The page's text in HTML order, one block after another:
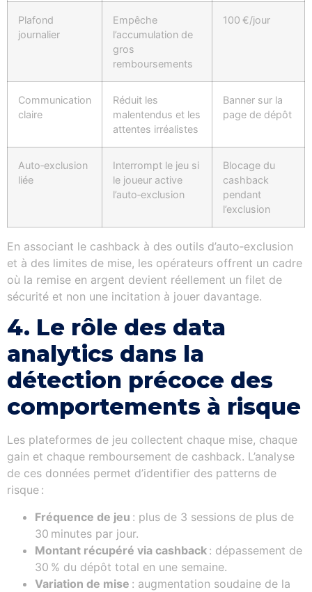
Plafond
journalier
Empêche
l’accumulation de
gros
remboursements
100 €/jour
Communication
claire
Réduit les
malentendus et les
attentes irréalistes
Banner sur la
page de dépôt
Auto‑exclusion
liée
Interrompt le jeu si
le joueur active
l’auto‑exclusion
Blocage du
cashback
pendant
l’exclusion
En associant le cashback à des outils d’auto‑exclusion
et à des limites de mise, les opérateurs offrent un cadre
où la remise en argent devient réellement un filet de
sécurité et non une incitation à jouer davantage.
4. Le rôle des data
analytics dans la
détection précoce des
comportements à risque
Les plateformes de jeu collectent chaque mise, chaque
gain et chaque remboursement de cashback. L’analyse
de ces données permet d’identifier des patterns de
risque :
Fréquence de jeu : plus de 3 sessions de plus de
30 minutes par jour.
Montant récupéré via cashback : dépassement de
30 % du dépôt total en une semaine.
Variation de mise : augmentation soudaine de la